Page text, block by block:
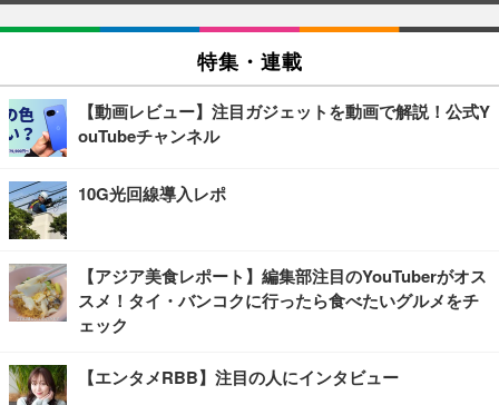
特集・連載
【動画レビュー】注目ガジェットを動画で解説！公式Y
ouTubeチャンネル
10G光回線導入レポ
【アジア美食レポート】編集部注目のYouTuberがオス
スメ！タイ・バンコクに行ったら食べたいグルメをチ
ェック
【エンタメRBB】注目の人にインタビュー